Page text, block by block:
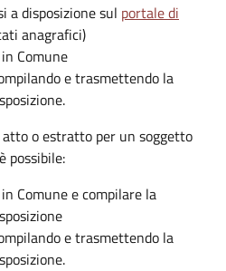
a disposizione sul portale di
anagrafici)
Comune
e trasmettendo la
o estratto per un soggetto
possibile:
Comune e compilare la
e trasmettendo la